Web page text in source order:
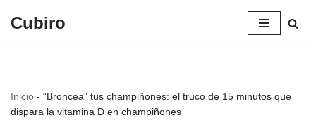
Cubiro
Inicio - “Broncea” tus champiñones: el truco de 15 minutos que
dispara la vitamina D en champiñones